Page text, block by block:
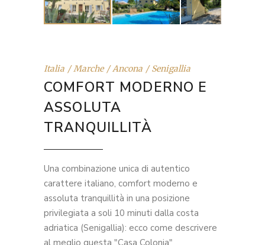
Italia Marche Ancona Senigallia
COMFORT MODERNO E
ASSOLUTA
TRANQUILLITÀ
Una combinazione unica di autentico
carattere italiano, comfort moderno e
assoluta tranquillità in una posizione
privilegiata a soli 10 minuti dalla costa
adriatica (Senigallia): ecco come descrivere